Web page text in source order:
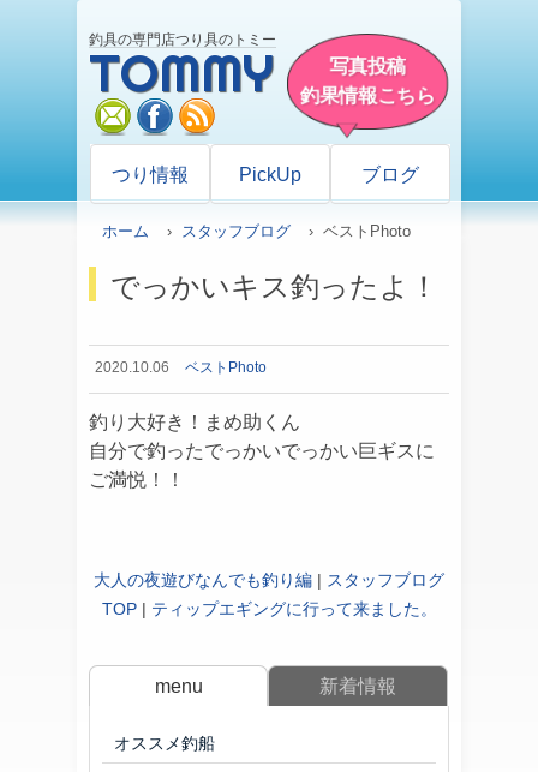
釣具の専門店つり具のトミー
TOMMY
mail facebook
写真投稿
釣果情報こちら
つり情報 PickUp ブログ
ホーム › スタッフブログ › ベストPhoto
でっかいキス釣ったよ！
2020.10.06 ベストPhoto
釣り大好き！まめ助くん
自分で釣ったでっかいでっかい巨ギスに
ご満悦！！
大人の夜遊びなんでも釣り編 | スタッフブログ
TOP| ティップエギングに行って来ました。
menu 新着情報
オススメ釣船